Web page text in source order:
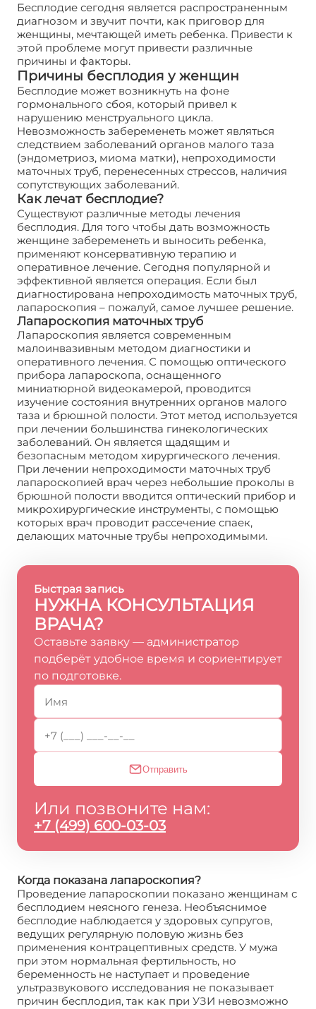
Бесплодие сегодня является распространенным
диагнозом и звучит почти, как приговор для
женщины, мечтающей иметь ребенка. Привести к
этой проблеме могут привести различные
причины и факторы.
Причины бесплодия у женщин
Бесплодие может возникнуть на фоне
гормонального сбоя, который привел к
нарушению менструального цикла.
Невозможность забеременеть может являться
следствием заболеваний органов малого таза
(эндометриоз, миома матки), непроходимости
маточных труб, перенесенных стрессов, наличия
сопутствующих заболеваний.
Как лечат бесплодие?
Существуют различные методы лечения
бесплодия. Для того чтобы дать возможность
женщине забеременеть и выносить ребенка,
применяют консервативную терапию и
оперативное лечение. Сегодня популярной и
эффективной является операция. Если был
диагностирована непроходимость маточных труб,
лапароскопия – пожалуй, самое лучшее решение.
Лапароскопия маточных труб
Лапароскопия является современным
малоинвазивным методом диагностики и
оперативного лечения. С помощью оптического
прибора лапароскопа, оснащенного
миниатюрной видеокамерой, проводится
изучение состояния внутренних органов малого
таза и брюшной полости. Этот метод используется
при лечении большинства гинекологических
заболеваний. Он является щадящим и
безопасным методом хирургического лечения.
При лечении непроходимости маточных труб
лапароскопией врач через небольшие проколы в
брюшной полости вводится оптический прибор и
микрохирургические инструменты, с помощью
которых врач проводит рассечение спаек,
делающих маточные трубы непроходимыми.
Быстрая запись
НУЖНА КОНСУЛЬТАЦИЯ
ВРАЧА?
Оставьте заявку — администратор
подберёт удобное время и сориентирует
по подготовке.
Отправить
Или позвоните нам:
+7 (499) 600-03-03
Когда показана лапароскопия?
Проведение лапароскопии показано женщинам с
бесплодием неясного генеза. Необъяснимое
бесплодие наблюдается у здоровых супругов,
ведущих регулярную половую жизнь без
применения контрацептивных средств. У мужа
при этом нормальная фертильность, но
беременность не наступает и проведение
ультразвукового исследования не показывает
причин бесплодия, так как при УЗИ невозможно